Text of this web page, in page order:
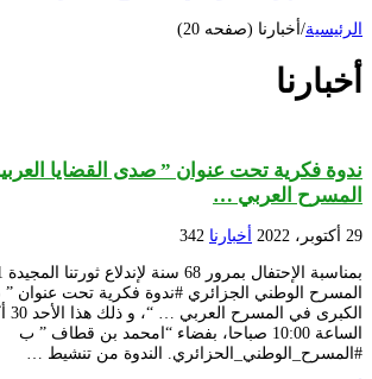
الرئيسية/ أخبارنا (صفحه 20)
أخبارنا
ندوة فكرية تحت عنوان ” صدى القضايا
المسرح العربي …
29 أكتوبر، 2022 أخبارنا 342
المسرح الوطني الجزائري #ندوة فكرية تحت عنوان ”
الساعة 10:00 صباحا، بفضاء “امحمد بن قطاف ” ب
#المسرح_الوطني_الحزائري. الندوة من تنشيط …